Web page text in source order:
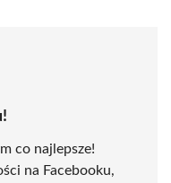
co najlepsze!
na Facebooku,